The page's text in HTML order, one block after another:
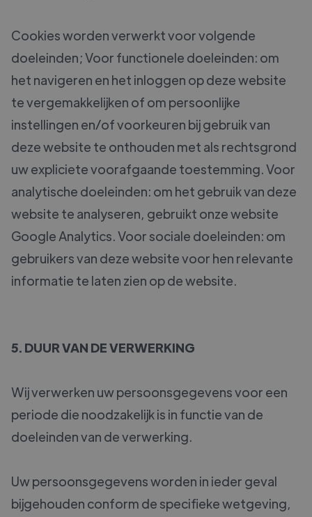
Cookies worden verwerkt voor volgende
doeleinden; Voor functionele doeleinden: om
het navigeren en het inloggen op deze website
te vergemakkelijken of om persoonlijke
instellingen en/of voorkeuren bij gebruik van
deze website te onthouden met als rechtsgrond
uw expliciete voorafgaande toestemming. Voor
analytische doeleinden: om het gebruik van deze
website te analyseren, gebruikt onze website
Google Analytics. Voor sociale doeleinden: om
gebruikers van deze website voor hen relevante
informatie te laten zien op de website.
5. DUUR VAN DE VERWERKING
Wij verwerken uw persoonsgegevens voor een
periode die noodzakelijk is in functie van de
doeleinden van de verwerking.
Uw persoonsgegevens worden in ieder geval
bijgehouden conform de specifieke wetgeving,